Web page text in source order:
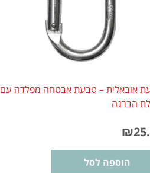
אובאלית – טבעת אבטחה מפלדה עם
הברגה
₪
הוספה לסל